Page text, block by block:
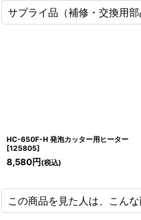
サプライ品（補修・交換用部
HC-650F-H 発泡カッター用ヒーター
[125805]
8,580円 (税込)
この商品を見た人は、こん